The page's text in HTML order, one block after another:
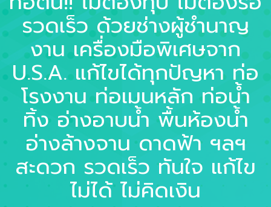
รวดเร็ว ด้วยช่างผู้ชำนาญ
งาน เครื่องมือพิเศษจาก
U.S.A. แก้ไขได้ทุกปัญหา ท่อ
โรงงาน ท่อเมนหลัก ท่อน้ำ
ทิ้ง อ่างอาบน้ำ พื้นห้องน้ำ
อ่างล้างจาน ดาดฟ้า ฯลฯ
สะดวก รวดเร็ว ทันใจ แก้ไข
ไม่ได้ ไม่คิดเงิน